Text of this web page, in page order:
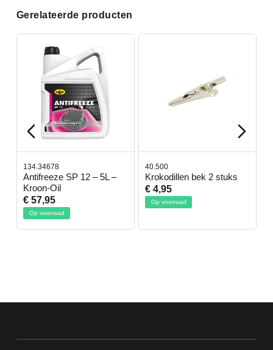
Gerelateerde producten
134.34678
Antifreeze SP 12 – 5L –
Kroon-Oil
€ 57,95
Op voorraad
40.500
Krokodillen bek 2 stuks
€ 4,95
Op voorraad